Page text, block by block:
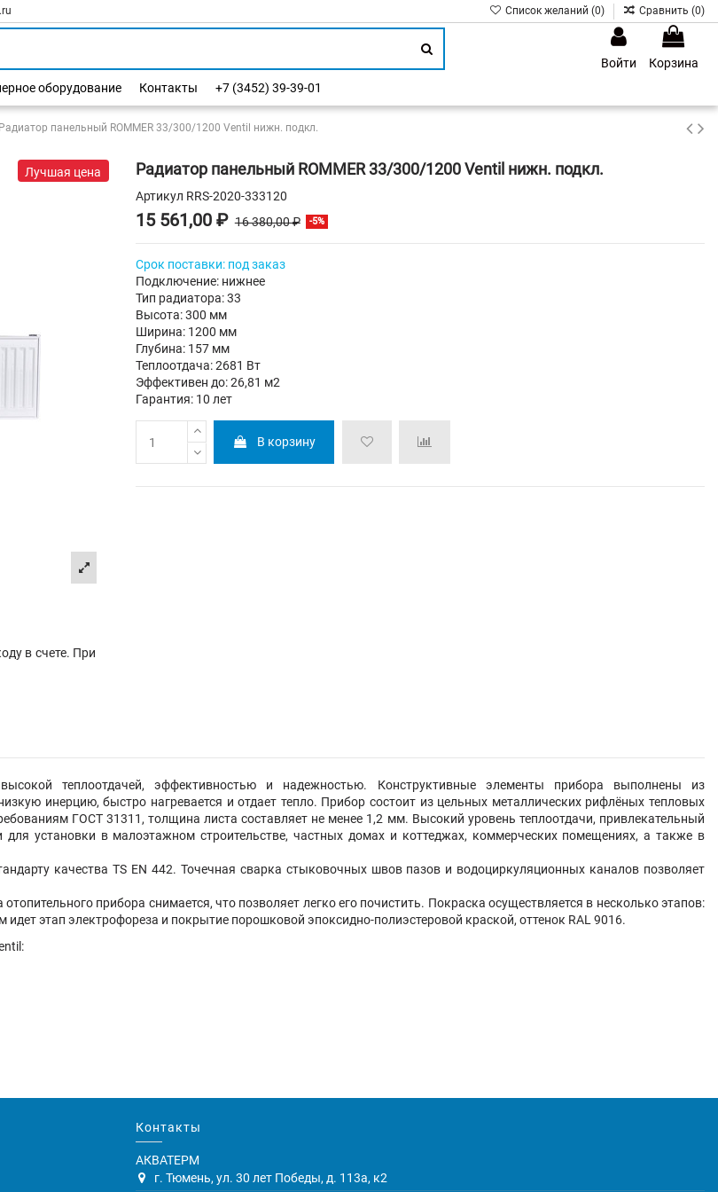
Список желаний (0) Сравнить (0)
Войти
Корзина
оборудование Контакты +7 (3452) 39-39-01
Радиатор панельный ROMMER 33/300/1200 Ventil нижн. подкл.
Лучшая цена
в счете. При
Радиатор панельный ROMMER 33/300/1200 Ventil нижн. подкл.
Артикул RRS-2020-333120
15 561,00 ₽ 16 380,00 ₽ -5%
Срок поставки: под заказ
Подключение: нижнее
Тип радиатора: 33
Высота: 300 мм
Ширина: 1200 мм
Глубина: 157 мм
Теплоотдача: 2681 Вт
Эффективен до: 26,81 м2
Гарантия: 10 лет
В корзину
теплоотдачей, эффективностью и надежностью. Конструктивные элементы прибора выполнены из
инерцию, быстро нагревается и отдает тепло. Прибор состоит из цельных металлических рифлёных тепловых
ГОСТ 31311, толщина листа составляет не менее 1,2 мм. Высокий уровень теплоотдачи, привлекательный
установки в малоэтажном строительстве, частных домах и коттеджах, коммерческих помещениях, а также в
качества TS EN 442. Точечная сварка стыковочных швов пазов и водоциркуляционных каналов позволяет
прибора снимается, что позволяет легко его почистить. Покраска осуществляется в несколько этапов:
этап электрофореза и покрытие порошковой эпоксидно-полиэстеровой краской, оттенок RAL 9016.
Контакты
АКВАТЕРМ
г. Тюмень, ул. 30 лет Победы, д. 113а, к2